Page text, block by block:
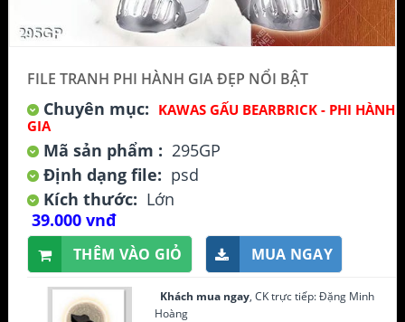
FILE TRANH PHI HÀNH GIA ĐẸP NỔI BẬT
Chuyên mục: KAWAS GẤU BEARBRICK - PHI HÀNH
GIA
Mã sản phẩm : 295GP
Định dạng file: psd
Kích thước: Lớn
39.000 vnđ
THÊM VÀO GIỎ MUA NGAY
Khách mua ngay, CK trực tiếp: Đặng Minh
Hoàng